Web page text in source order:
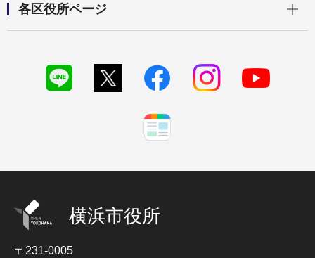
各区役所ページ
横浜市役所
〒231-0005